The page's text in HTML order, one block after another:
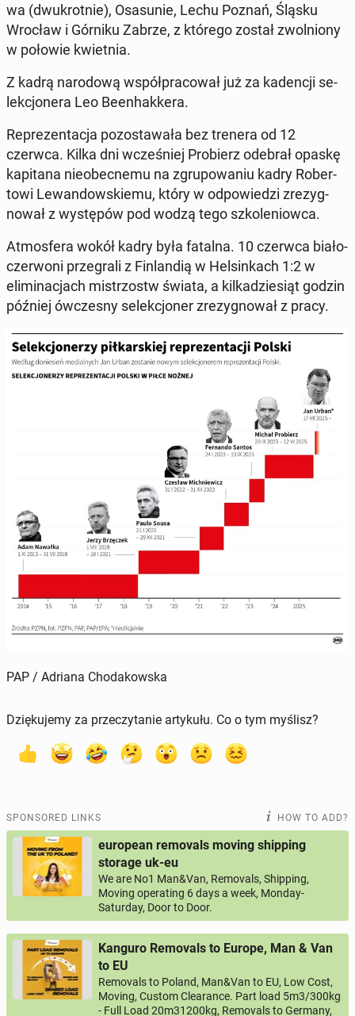
wa (dwukrot­nie), Os­asunie, Lechu Poznań, Śląsku
Wrocław i Górniku Zabrze, z którego został zwol­niony
w połowie kwiet­nia.
Z kadrą nar­o­dową współpra­cow­ał już za kadencji se­
lekcjon­era Leo Been­hakkera.
Reprezen­tac­ja po­zostawała bez trenera od 12
czerwca. Kilka dni wcześniej Pro­bierz odebrał opaskę
kap­i­tana nieobec­ne­mu na zgrupowa­niu kadry Rober­
towi Lewandowskiemu, który w odpowiedzi zrezyg­
nował z wys­tępów pod wodzą tego szkole­niow­ca.
At­mos­fera wokół kadry była fatalna. 10 czerwca biało-
cz­er­woni prze­grali z Fin­landią w Helsinkach 1:2 w
elim­i­nac­jach mis­tr­zostw świata, a kilka­dziesiąt godzin
później ów­czes­ny se­lekcjon­er zrezyg­nował z pracy.
PAP / Adriana Chodakowska
Dziękujemy za przeczytanie artykułu. Co o tym myślisz?
SPONSORED LINKS HOW TO ADD?
european removals moving shipping
storage uk-eu
We are No1 Man&Van, Removals, Shipping,
Moving operating 6 days a week, Monday-
Saturday, Door to Door.
Kanguro Removals to Europe, Man & Van
to EU
Removals to Poland, Man&Van to EU, Low Cost,
Moving, Custom Clearance. Part load 5m3/300kg
- Full Load 20m31200kg, Removals to Germany,